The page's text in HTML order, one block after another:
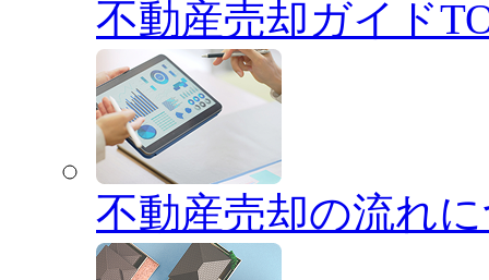
不動産売却ガイド
不動産売却の流れ